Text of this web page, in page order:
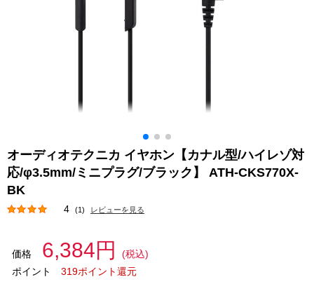
オーディオテクニカ イヤホン【カナル型/ハイレゾ対
応/φ3.5mm/ミニプラグ/ブラック】 ATH-CKS770X-
BK
4 (1) レビューを見る
価格 6,384円
(税込)
ポイント
319ポイント還元